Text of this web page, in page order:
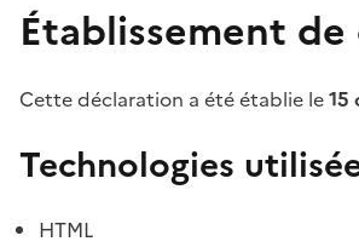
Établissement
Cette déclaration a été établie le15
Technologies
HTML